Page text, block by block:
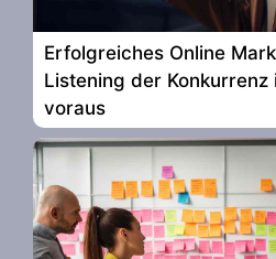
Erfolgreiches Online
Listening der
voraus